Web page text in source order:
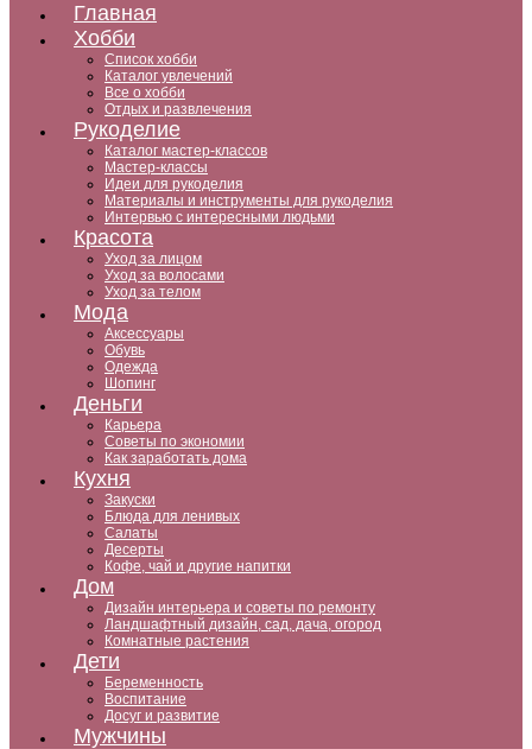
Главная
Хобби
Список хобби
Каталог увлечений
Все о хобби
Отдых и развлечения
Рукоделие
Каталог мастер-классов
Мастер-классы
Идеи для рукоделия
Материалы и инструменты для рукоделия
Интервью с интересными людьми
Красота
Уход за лицом
Уход за волосами
Уход за телом
Мода
Аксессуары
Обувь
Одежда
Шопинг
Деньги
Карьера
Советы по экономии
Как заработать дома
Кухня
Закуски
Блюда для ленивых
Салаты
Десерты
Кофе, чай и другие напитки
Дом
Дизайн интерьера и советы по ремонту
Ландшафтный дизайн, сад, дача, огород
Комнатные растения
Дети
Беременность
Воспитание
Досуг и развитие
Мужчины